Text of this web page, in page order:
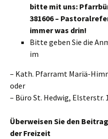
bitte mit uns: P
381606–
immer was drin!
Bitte geben Sie die
im
– Kath. Pfarramt Mariä-
oder
– Büro St. Hedwig, Elsterstr.
Überweisen Sie den
der Freizeit